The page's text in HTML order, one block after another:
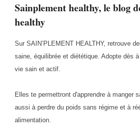
Sainplement healthy, le blog
healthy
Sur SAIN’PLEMENT HEALTHY, retrouve
saine, équilibrée et diététique. Adopte dès
vie sain et actif.
Elles te permettront d'apprendre à manger
aussi à perdre du poids sans régime et à
alimentation.